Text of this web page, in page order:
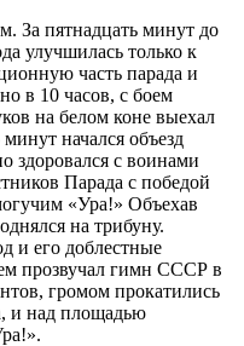
За пятнадцать минут до
улучшилась только к
часть парада и
в 10 часов, с боем
на белом коне выехал
начался объезд
здоровался с воинами
Парада с победой
«Ура!» Объехав
на трибуну.
и его доблестные
прозвучал гимн СССР в
громом прокатились
и над площадью